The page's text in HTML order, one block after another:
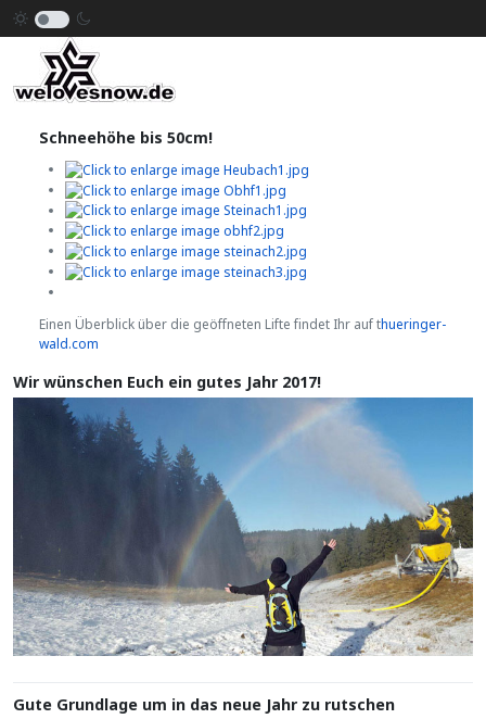
Schneehöhe bis 50cm!
Einen Überblick über die geöffneten Lifte findet Ihr auf thueringer-
wald.com
Wir wünschen Euch ein gutes Jahr 2017!
Gute Grundlage um in das neue Jahr zu rutschen